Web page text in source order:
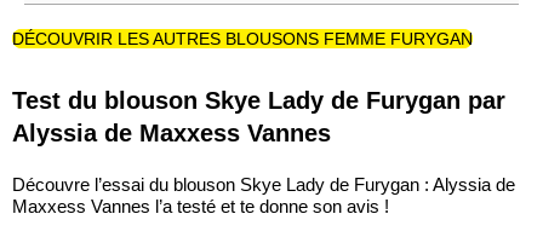
DÉCOUVRIR LES AUTRES BLOUSONS FEMME FURYGAN
Test du blouson Skye Lady de Furygan par
Alyssia de Maxxess Vannes
Découvre l’essai du blouson Skye Lady de Furygan : Alyssia de
Maxxess Vannes l’a testé et te donne son avis !